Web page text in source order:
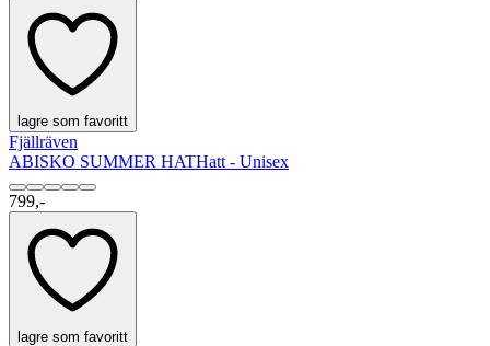
lagre som favoritt
Fjällräven
ABISKO SUMMER HATHatt - Unisex
799,-
lagre som favoritt